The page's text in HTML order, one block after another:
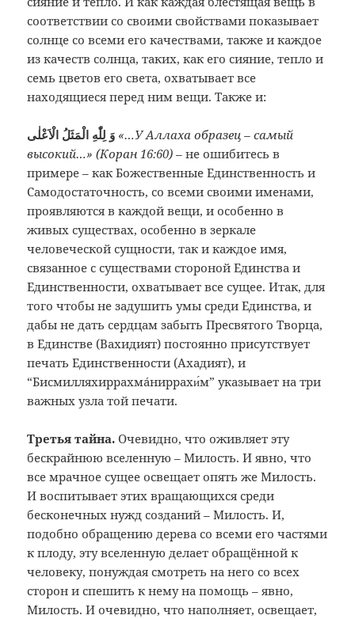
соответствии со своими свойствами показывает
солнце со всеми его качествами, также и каждое
из качеств солнца, таких, как его сияние, тепло и
семь цветов его света, охватывает все
находящиеся перед ним вещи. Также и:
وَ لِلّٰهِ الْمَثَلُ الْاَعْلٰى «…У Аллаха образец – самый
высокий…» (Коран 16:60) – не ошибитесь в
примере – как Божественные Единственность и
Самодостаточность, со всеми своими именами,
проявляются в каждой вещи, и особенно в
живых существах, особенно в зеркале
человеческой сущности, так и каждое имя,
связанное с существами стороной Единства и
Единственности, охватывает все сущее. Итак, для
того чтобы не задушить умы среди Единства, и
дабы не дать сердцам забыть Пресвятого Творца,
в Единстве (Вахидият) постоянно присутствует
печать Единственности (Ахадият), и
“Бисмилляхиррахмáниррахи́м” указывает на три
важных узла той печати.
Третья тайна.Очевидно, что оживляет эту
бескрайнюю вселенную – Милость. И явно, что
все мрачное сущее освещает опять же Милость.
И воспитывает этих вращающихся среди
бесконечных нужд созданий –Милость. И,
подобно обращению дерева со всеми его частями
к плоду, эту вселенную делает обращённой к
человеку, понуждая смотреть на него со всех
сторон и спешить к нему на помощь – явно,
Милость. И очевидно, что наполняет, освещает,